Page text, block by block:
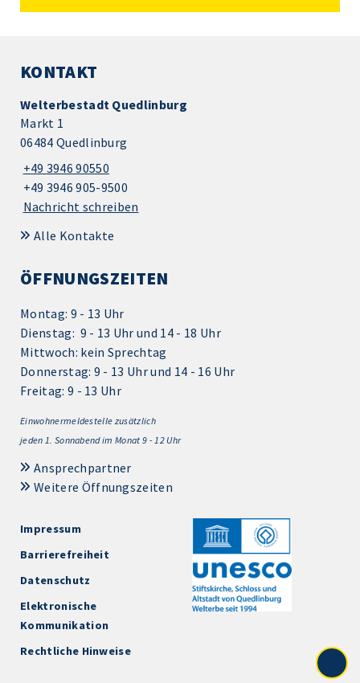
KONTAKT
Welterbestadt Quedlinburg
Markt 1
06484 Quedlinburg
+49 3946 90550
+49 3946 905-9500
Nachricht schreiben
Alle Kontakte
ÖFFNUNGSZEITEN
Montag: 9 - 13 Uhr
Dienstag: 9 - 13 Uhr und 14 - 18 Uhr
Mittwoch: kein Sprechtag
Donnerstag: 9 - 13 Uhr und 14 - 16 Uhr
Freitag: 9 - 13 Uhr
Einwohnermeldestelle zusätzlich
jeden 1. Sonnabend im Monat 9 - 12 Uhr
Ansprechpartner
Weitere Öffnungszeiten
Impressum
Barrierefreiheit
Datenschutz
Elektronische
Kommunikation
Rechtliche Hinweise